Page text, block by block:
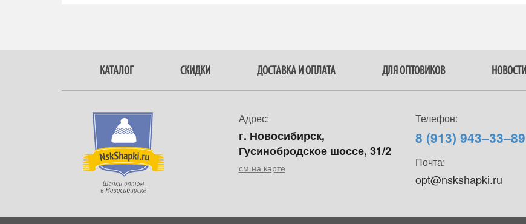
КАТАЛОГ СКИДКИ ДОСТАВКА И ОПЛАТА ДЛЯ ОПТОВИКОВ НОВОСТИ
Адрес:
г. Новосибирск,
Гусинобродское шоссе, 31/2
см.на карте
Телефон:
8 (913) 943–33–89
Почта:
opt@nskshapki.ru